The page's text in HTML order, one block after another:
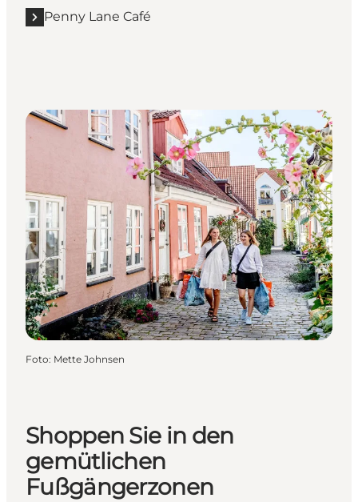
Penny Lane Café
Foto: Mette Johnsen
Shoppen Sie in den
gemütlichen
Fußgängerzonen